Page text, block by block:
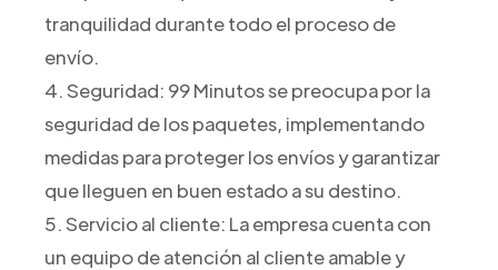
tranquilidad durante todo el proceso de
envío.
4. Seguridad: 99 Minutos se preocupa por la
seguridad de los paquetes, implementando
medidas para proteger los envíos y garantizar
que lleguen en buen estado a su destino.
5. Servicio al cliente: La empresa cuenta con
un equipo de atención al cliente amable y